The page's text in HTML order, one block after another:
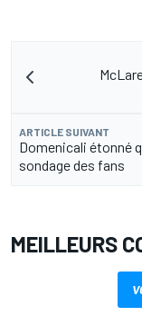
ARTICLE SUIVANT
Domenicali étonné
sondage des fans
MEILLEURS